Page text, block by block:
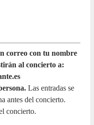
correo con tu nombre
al concierto a:
Las entradas se
antes del concierto.
concierto.